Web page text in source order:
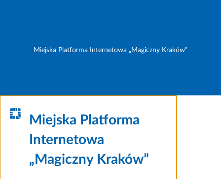
Miejska Platforma Internetowa „Magiczny Kraków”
Miejska Platforma
Internetowa
„Magiczny Kraków”